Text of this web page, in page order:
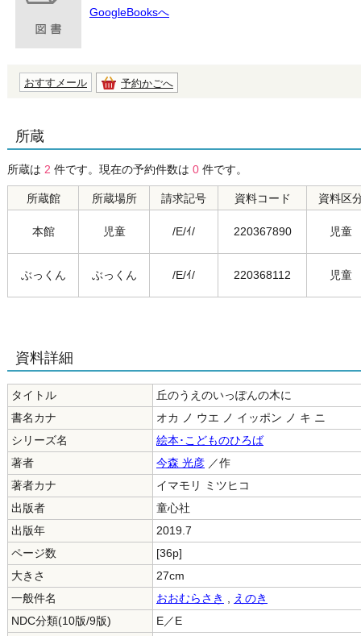
GoogleBooksへ
おすすメール 予約かごへ
所蔵
所蔵は 2 件です。現在の予約件数は 0 件です。
所蔵館 所蔵場所 請求記号 資料コード 資料区
本館 児童 /E/ｲ/ 220367890 児童
ぶっくん ぶっくん /E/ｲ/ 220368112 児童
資料詳細
タイトル
丘のうえのいっぽんの木に
書名カナ
オカ ノ ウエ ノ イッポン ノ キ ニ
シリーズ名
絵本･こどものひろば
著者
今森 光彦 ／作
著者カナ
イマモリ ミツヒコ
出版者
童心社
出版年
2019.7
ページ数
[36p]
大きさ
27cm
一般件名
おおむらさき
えのき
NDC分類(10版/9版)
E／E